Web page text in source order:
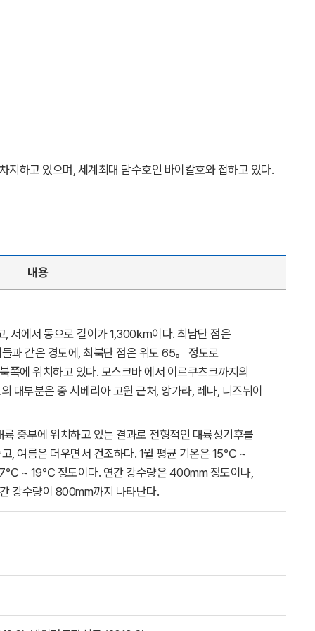
하고 있으며, 세계최대 담수호인 바이칼호와 접하고 있다.
내용
서에서 동으로 길이가 1,300㎞이다. 최남단 점은
과 같은 경도에, 최북단 점은 위도 65。 정도로
쪽에 위치하고 있다. 모스크바 에서 이르쿠츠크까지의
부분은 중 시베리아 고원 근처, 앙가라, 레나, 니즈뉘이
중부에 위치하고 있는 결과로 전형적인 대륙성기후를
, 여름은 더우면서 건조하다. 1월 평균 기온은 15℃ ~
~ 19℃ 정도이다. 연간 강수량은 400mm 정도이나,
강수량이 800mm까지 나타난다.